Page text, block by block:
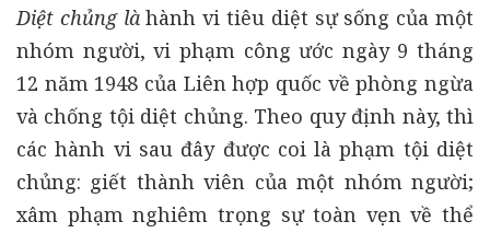
Diệt chủng làhành vi tiêu diệt sự sống của một
nhóm người, vi phạm công ước ngày 9 tháng
12 năm 1948 của Liên hợp quốc về phòng ngừa
và chống tội diệt chủng. Theo quy định này, thì
các hành vi sau đây được coi là phạm tội diệt
chủng: giết thành viên của một nhóm người;
xâm phạm nghiêm trọng sự toàn vẹn về thể